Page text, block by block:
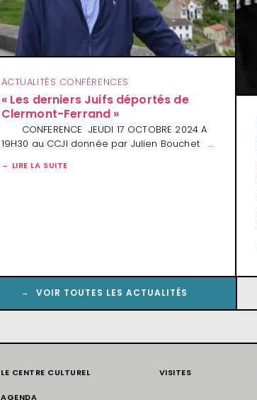
ACTUALITÉS CONFÉRENCES
« Les derniers Juifs déportés de
Clermont-Ferrand »
CONFERENCE JEUDI 17 OCTOBRE 2024 A
19H30 au CCJI donnée par Julien Bouchet …
LIRE LA SUITE
VOIR TOUTES LES ACTUALITÉS
LE CENTRE CULTUREL VISITES
AGENDA